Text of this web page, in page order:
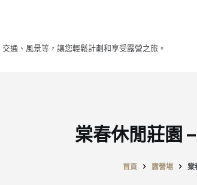
通、風景等，讓您輕鬆計劃和享受露營之旅。
棠春休閒莊園
首頁 露營場 棠